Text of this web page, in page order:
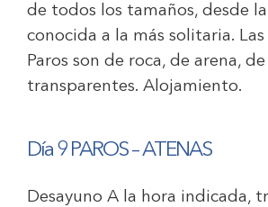
de todos los tamaños, desde
conocida a la más solitaria. Las
Paros son de roca, de arena,
transparentes. Alojamiento.
Día 9 PAROS – ATENAS
Desayuno A la hora indicada,